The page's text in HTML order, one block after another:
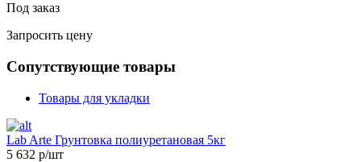
Под заказ
Запросить цену
Сопутствующие товары
Товары для укладки
Lab Arte Грунтовка полиуретановая 5кг
5 632 р/шт